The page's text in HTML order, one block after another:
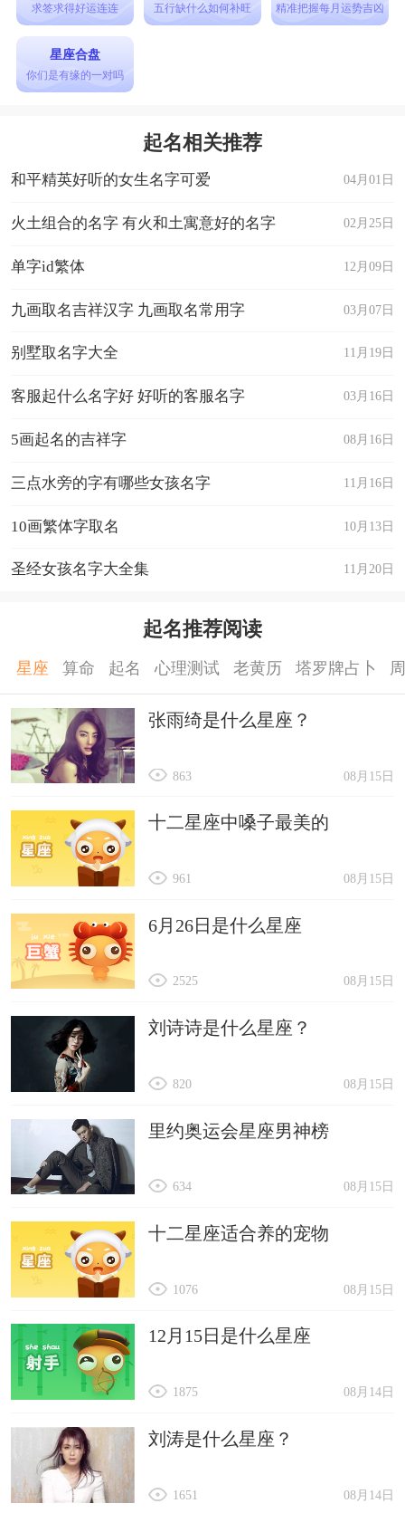
37、若嫣
38、傲菡
39、爱伊梦雪
女生个性好听网名大全
1、琴弦微凉
2、零栀
4、时光挺欠揍
5、怪我过分美
8、琬琬
9、蓝雪冰阳恋
12、我是小猪猪i
13、心本逍遥
15、累了倦了懂了
16、青柠檬檬哒i
18、一介俗人
19、缠绵悱恻
20、楠木青城
21、故人难觅ゐ
22、给你分手的爱
23、淺小灰
24、自强不息ェ
25、花栀
26、浅曦
28、贝梦
29、裸奔不是装纯
31、依赖孤独
32、愛上孟婆湯
33、春亱狂想
34、音萌软妹
35、大莓妹子
36、撑一把油纸伞
37、带泪旳鱼
38、美人折樱
39、д破天圣魂
女生个性昵称
坐忘道：
求签求得好运连连 五行缺什么如何补旺 精准把握每月运势吉凶
星座合盘
你们是有缘的一对吗
起名相关推荐
04月01日
和平精英好听的女生名字可爱
02月25日
火土组合的名字 有火和土寓意好的名字
12月09日
单字id繁体
03月07日
九画取名吉祥汉字 九画取名常用字
11月19日
别墅取名字大全
03月16日
客服起什么名字好 好听的客服名字
08月16日
5画起名的吉祥字
11月16日
三点水旁的字有哪些女孩名字
10月13日
10画繁体字取名
11月20日
圣经女孩名字大全集
起名推荐阅读
星座 算命 起名 心理测试 老黄历 塔罗牌占卜
张雨绮是什么星座？
08月15日
863
十二星座中嗓子最美的
08月15日
961
6月26日是什么星座
08月15日
2525
刘诗诗是什么星座？
08月15日
820
里约奥运会星座男神榜
08月15日
634
十二星座适合养的宠物
08月15日
1076
12月15日是什么星座
08月14日
1875
刘涛是什么星座？
08月14日
1651